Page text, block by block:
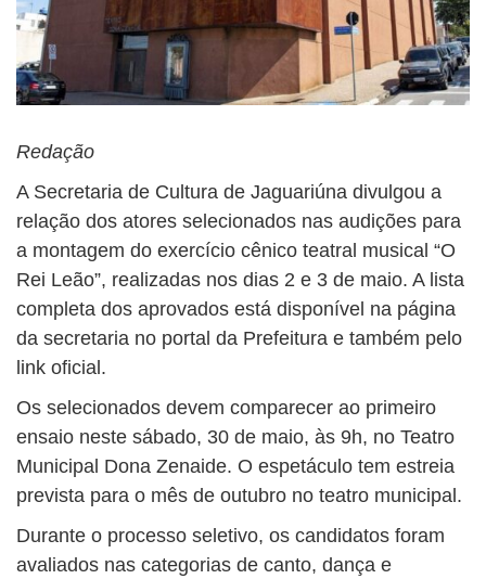
Redação
A Secretaria de Cultura de Jaguariúna divulgou a
relação dos atores selecionados nas audições para
a montagem do exercício cênico teatral musical “O
Rei Leão”, realizadas nos dias 2 e 3 de maio. A lista
completa dos aprovados está disponível na página
da secretaria no portal da Prefeitura e também pelo
link oficial.
Os selecionados devem comparecer ao primeiro
ensaio neste sábado, 30 de maio, às 9h, no Teatro
Municipal Dona Zenaide. O espetáculo tem estreia
prevista para o mês de outubro no teatro municipal.
Durante o processo seletivo, os candidatos foram
avaliados nas categorias de canto, dança e